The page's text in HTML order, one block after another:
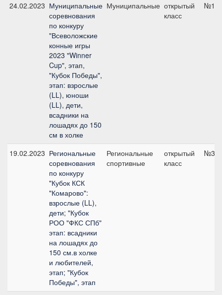
24.02.2023 Муниципальные
соревнования
по конкуру
"Всеволожские
конные игры
2023 "Winner
Cup", этап,
"Кубок Победы",
этап: взрослые
(LL), юноши
(LL), дети,
всадники на
лошадях до 150
см в холке
Муниципальные открытый
класс
№1,
19.02.2023 Региональные
соревнования
по конкуру
"Кубок КСК
"Комарово":
взрослые (LL),
дети; "Кубок
РОО "ФКС СПб"
этап: всадники
на лошадях до
150 см.в холке
и любителей,
этап; "Кубок
Победы", этап
Региональные
спортивные
открытый
класс